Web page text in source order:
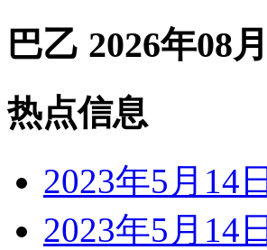
巴乙 2026年08
热点信息
2023年5月14
2023年5月14